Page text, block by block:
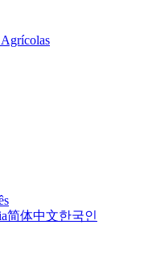
Agrícolas
简体中文한국인